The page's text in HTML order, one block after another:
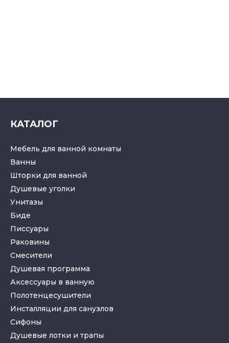
КАТАЛОГ
Мебель для ванной комнаты
Ванны
Шторки для ванной
Душевые уголки
Унитазы
Биде
Писсуары
Раковины
Смесители
Душевая программа
Аксессуары в ванную
Полотенцесушители
Инсталляции для санузлов
Cифоны
Душевые лотки и трапы